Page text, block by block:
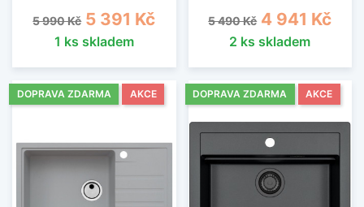
Běžná cena
5 990 Kč Cena
5 391 Kč
1 ks skladem
Běžná cena
5 490 Kč Cena
4 941 Kč
2 ks skladem
DOPRAVA ZDARMA AKCE DOPRAVA ZDARMA AKCE